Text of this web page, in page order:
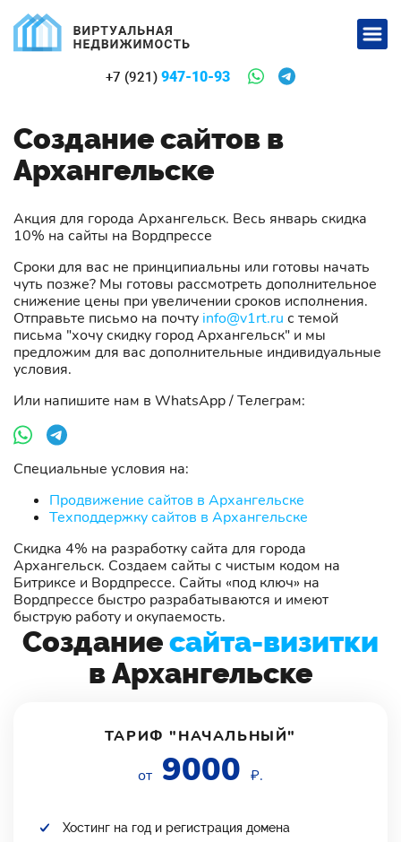
+7 (921) 947-10-93
Создание сайтов в
Архангельске
Акция для города Архангельск. Весь январь скидка
10% на сайты на Вордпрессе
Сроки для вас не принципиальны или готовы начать
чуть позже? Мы готовы рассмотреть дополнительное
снижение цены при увеличении сроков исполнения.
Отправьте письмо на почту info@v1rt.ru с темой
письма "хочу скидку город Архангельск" и мы
предложим для вас дополнительные индивидуальные
условия.
Или напишите нам в WhatsApp / Телеграм:
Специальные условия на:
Продвижение сайтов в Архангельске
Техподдержку сайтов в Архангельске
Скидка 4% на разработку сайта для города
Архангельск. Создаем сайты с чистым кодом на
Битриксе и Вордпрессе. Сайты «под ключ» на
Вордпрессе быстро разрабатываются и имеют
быструю работу и окупаемость.
Созданиесайта-визитки
в Архангельске
ТАРИФ "НАЧАЛЬНЫЙ"
от 9000 ₽.
Хостинг на год и регистрация домена